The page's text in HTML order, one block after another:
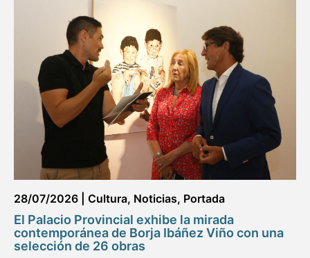
28/07/2026 Cultura, Noticias, Portada
El Palacio Provincial exhibe la mirada
contemporánea de Borja Ibáñez Viño con una
selección de 26 obras